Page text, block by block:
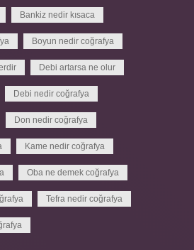
Bankiz nedir kısaca
Boyun nedir coğrafya
Debi artarsa ne olur
Debi nedir coğrafya
Don nedir coğrafya
Kame nedir coğrafya
Oba ne demek coğrafya
Tefra nedir coğrafya